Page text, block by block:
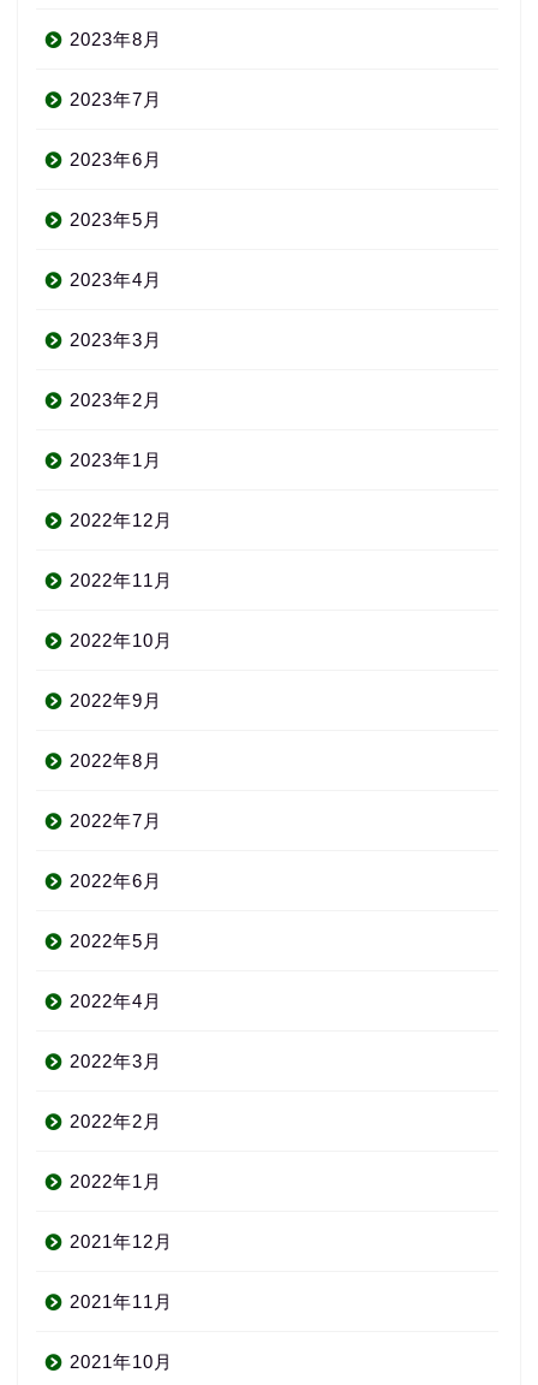
2023年8月
2023年7月
2023年6月
2023年5月
2023年4月
2023年3月
2023年2月
2023年1月
2022年12月
2022年11月
2022年10月
2022年9月
2022年8月
2022年7月
2022年6月
2022年5月
2022年4月
2022年3月
2022年2月
2022年1月
2021年12月
2021年11月
2021年10月